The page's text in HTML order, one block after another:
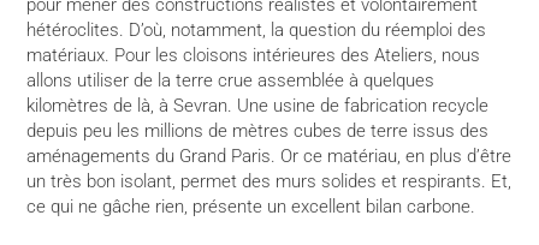
pour mener des constructions réalistes et volontairement
hétéroclites. D’où, notamment, la question du réemploi des
matériaux. Pour les cloisons intérieures des Ateliers, nous
allons utiliser de la terre crue assemblée à quelques
kilomètres de là, à Sevran. Une usine de fabrication recycle
depuis peu les millions de mètres cubes de terre issus des
aménagements du Grand Paris. Or ce matériau, en plus d’être
un très bon isolant, permet des murs solides et respirants. Et,
ce qui ne gâche rien, présente un excellent bilan carbone.